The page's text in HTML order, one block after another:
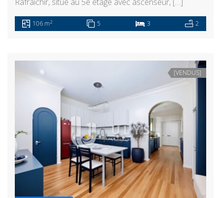
106 m2 5 3 2
[VENDUS]